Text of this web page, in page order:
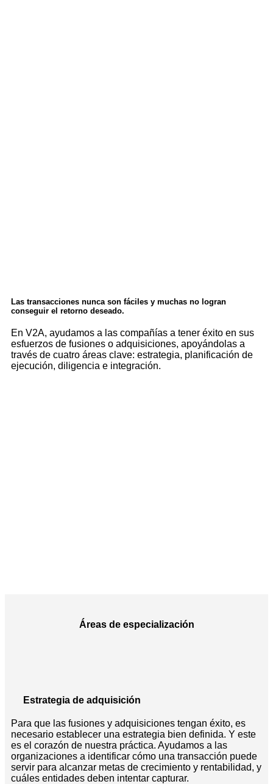
Las transacciones nunca son fáciles y muchas no logran
conseguir el retorno deseado.
En V2A, ayudamos a las compañías a tener éxito en sus
esfuerzos de fusiones o adquisiciones, apoyándolas a
través de cuatro áreas clave: estrategia, planificación de
ejecución, diligencia e integración.
Áreas de especialización
Estrategia de adquisición
Para que las fusiones y adquisiciones tengan éxito, es
necesario establecer una estrategia bien definida. Y este
es el corazón de nuestra práctica. Ayudamos a las
organizaciones a identificar cómo una transacción puede
servir para alcanzar metas de crecimiento y rentabilidad, y
cuáles entidades deben intentar capturar.